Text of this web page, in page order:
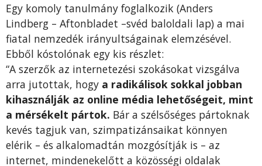
Egy komoly tanulmány foglalkozik (Anders
Lindberg – Aftonbladet –svéd baloldali lap) a mai
fiatal nemzedék irányultságainak elemzésével.
Ebből kóstolónak egy kis részlet:
“A szerzők az internetezési szokásokat vizsgálva
arra jutottak, hogy a radikálisok sokkal jobban
kihasználják az online média lehetőségeit, mint
a mérsékelt pártok. Bár a szélsőséges pártoknak
kevés tagjuk van, szimpatizánsaikat könnyen
elérik – és alkalomadtán mozgósítják is – az
internet, mindenekelőtt a közösségi oldalak